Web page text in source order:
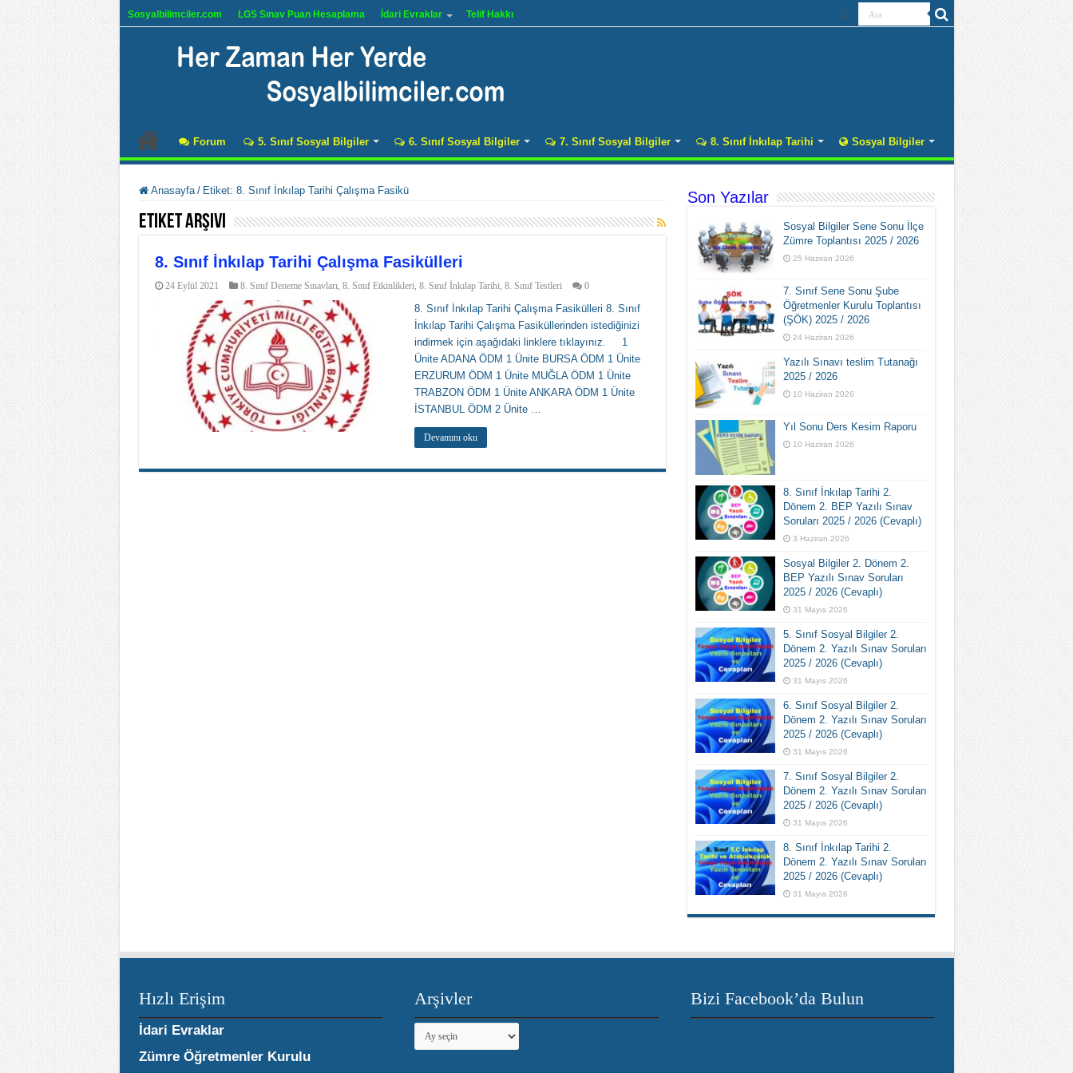
Sosyalbilimciler.com LGS Sınav Puan Hesaplama İdari Evraklar Telif Hakkı
Forum 5. Sınıf Sosyal Bilgiler 6. Sınıf Sosyal Bilgiler 7. Sınıf Sosyal Bilgiler 8. Sınıf İnkılap Tarihi Sosyal Bilgiler
Anasayfa / Etiket: 8. Sınıf İnkılap Tarihi Çalışma Fasikü
Etiket Arşivi
8. Sınıf İnkılap Tarihi Çalışma Fasikülleri
24 Eylül 2021 8. Sınıf Deneme Sınavları, 8. Sınıf Etkinlikleri, 8. Sınıf İnkılap Tarihi, 8. Sınıf Testleri 0
8. Sınıf İnkılap Tarihi Çalışma Fasikülleri 8. Sınıf
İnkılap Tarihi Çalışma Fasiküllerinden istediğinizi
indirmek için aşağıdaki linklere tıklayınız. 1
Ünite ADANA ÖDM 1 Ünite BURSA ÖDM 1 Ünite
ERZURUM ÖDM 1 Ünite MUĞLA ÖDM 1 Ünite
TRABZON ÖDM 1 Ünite ANKARA ÖDM 1 Ünite
İSTANBUL ÖDM 2 Ünite …
Devamını oku
Son Yazılar
Sosyal Bilgiler Sene Sonu İlçe
Zümre Toplantısı 2025 / 2026
25 Haziran 2026
7. Sınıf Sene Sonu Şube
Öğretmenler Kurulu Toplantısı
(ŞÖK) 2025 / 2026
24 Haziran 2026
Yazılı Sınavı teslim Tutanağı
2025 / 2026
10 Haziran 2026
Yıl Sonu Ders Kesim Raporu
10 Haziran 2026
8. Sınıf İnkılap Tarihi 2.
Dönem 2. BEP Yazılı Sınav
Soruları 2025 / 2026 (Cevaplı)
3 Haziran 2026
Sosyal Bilgiler 2. Dönem 2.
BEP Yazılı Sınav Soruları
2025 / 2026 (Cevaplı)
31 Mayıs 2026
5. Sınıf Sosyal Bilgiler 2.
Dönem 2. Yazılı Sınav Soruları
2025 / 2026 (Cevaplı)
31 Mayıs 2026
6. Sınıf Sosyal Bilgiler 2.
Dönem 2. Yazılı Sınav Soruları
2025 / 2026 (Cevaplı)
31 Mayıs 2026
7. Sınıf Sosyal Bilgiler 2.
Dönem 2. Yazılı Sınav Soruları
2025 / 2026 (Cevaplı)
31 Mayıs 2026
8. Sınıf İnkılap Tarihi 2.
Dönem 2. Yazılı Sınav Soruları
2025 / 2026 (Cevaplı)
31 Mayıs 2026
Hızlı Erişim
İdari Evraklar
Zümre Öğretmenler Kurulu
Arşivler
Arşivler
Bizi Facebook’da Bulun